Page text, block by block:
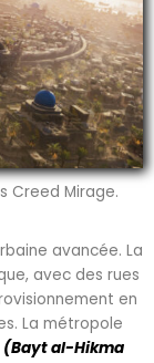
Creed Mirage.
avancée. La
avec des rues
en
La métropole
(Bayt al-Hikma